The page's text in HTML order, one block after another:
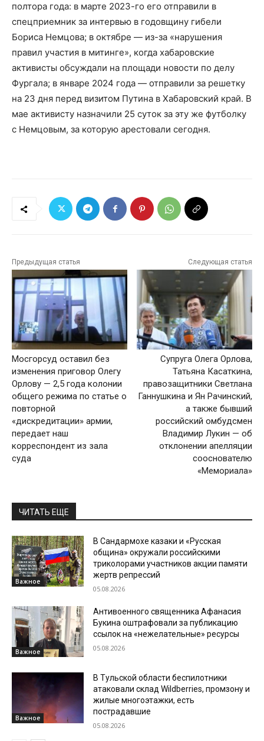
полтора года: в марте 2023-го его отправили в
спецприемник за интервью в годовщину гибели
Бориса Немцова; в октябре — из-за «нарушения
правил участия в митинге», когда хабаровские
активисты обсуждали на площади новости по делу
Фургала; в январе 2024 года — отправили за решетку
на 23 дня перед визитом Путина в Хабаровский край. В
мае активисту назначили 25 суток за эту же футболку
с Немцовым, за которую арестовали сегодня.
Предыдущая статья
Мосгорсуд оставил без
изменения приговор Олегу
Орлову — 2,5 года колонии
общего режима по статье о
повторной
«дискредитации» армии,
передает наш
корреспондент из зала
суда
Следующая статья
Супруга Олега Орлова,
Татьяна Касаткина,
правозащитники Светлана
Ганнушкина и Ян Рачинский,
а также бывший
российский омбудсмен
Владимир Лукин — об
отклонении апелляции
сооснователю
«Мемориала»
ЧИТАТЬ ЕЩЕ
Важное
В Сандармохе казаки и «Русская
община» окружали российскими
триколорами участников акции памяти
жертв репрессий
05.08.2026
Важное
Антивоенного священника Афанасия
Букина оштрафовали за публикацию
ссылок на «нежелательные» ресурсы
05.08.2026
Важное
В Тульской области беспилотники
атаковали склад Wildberries, промзону и
жилые многоэтажки, есть
пострадавшие
05.08.2026